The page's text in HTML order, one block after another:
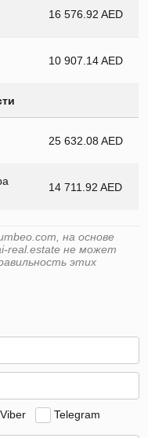
16 576.92 AED
10 907.14 AED
25 632.08 AED
14 711.92 AED
на основе
real.estate не может
этих
Viber Telegram